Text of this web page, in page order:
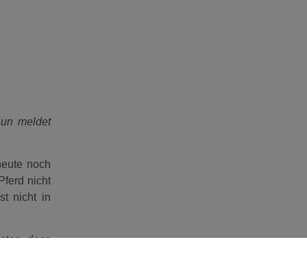
meldet
noch
nicht
nicht in
dass